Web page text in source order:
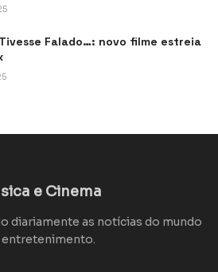
Falado…: novo filme estreia
e Cinema
diariamente as notícias do mundo